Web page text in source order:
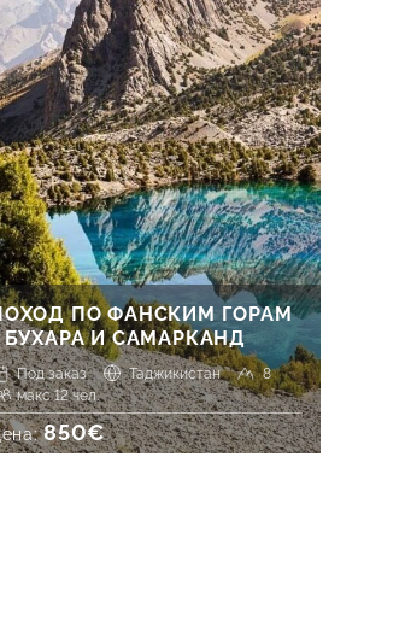
ПО ФАНСКИМ ГОРАМ
БУХАРА И САМАРКАНД
Под заказ Таджикистан
8
макс 12 чел.
850€